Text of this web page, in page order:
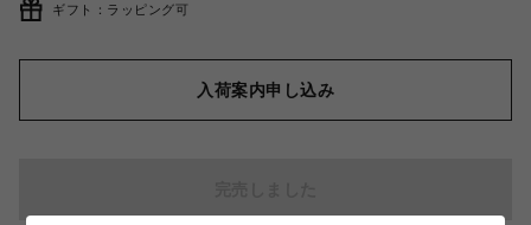
ギフト：ラッピング可
入荷案内申し込み